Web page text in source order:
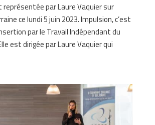
par Laure Vaquier sur
ce lundi 5 juin 2023. Impulsion, c’est
par le Travail Indépendant du
est dirigée par Laure Vaquier qui